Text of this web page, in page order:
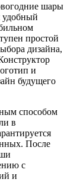
шары
удобный
простой
дизайна,
и
будущего
способом
в
После
с
и